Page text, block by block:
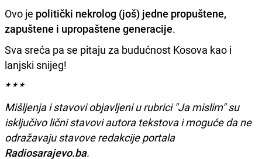
Ovo je politički nekrolog (još) jedne propuštene,
zapuštene i upropaštene generacije.
Sva sreća pa se pitaju za budućnost Kosova kao i
lanjski snijeg!
* * *
Mišljenja i stavovi objavljeni u rubrici "Ja mislim" su
isključivo lični stavovi autora tekstova i moguće da ne
odražavaju stavove redakcije portala
Radiosarajevo.ba.